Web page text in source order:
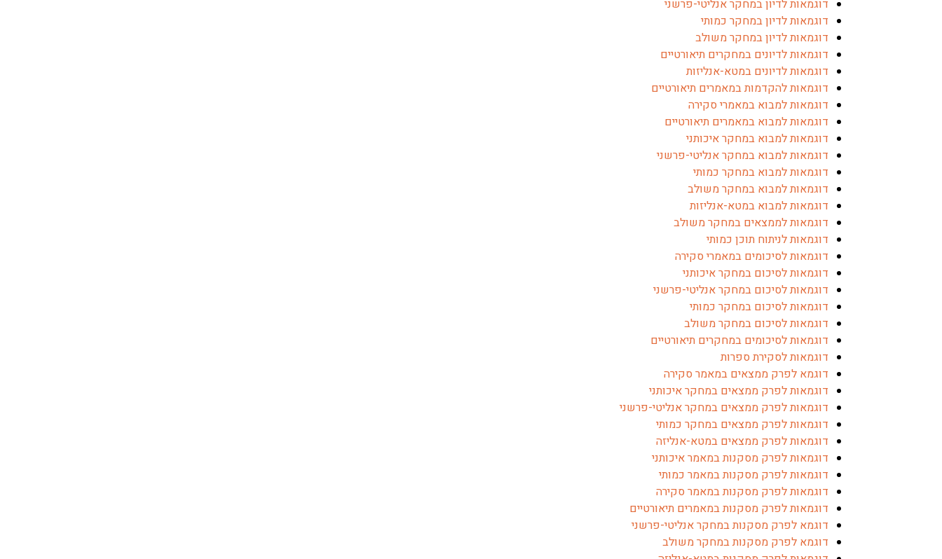
דוגמאות לדיון במחקר אנליטי-פרשני
דוגמאות לדיון במחקר כמותי
דוגמאות לדיון במחקר משולב
דוגמאות לדיונים במחקרים תיאורטיים
דוגמאות לדיונים במטא-אנליזות
דוגמאות להקדמות במאמרים תיאורטיים
דוגמאות למבוא במאמרי סקירה
דוגמאות למבוא במאמרים תיאורטיים
דוגמאות למבוא במחקר איכותני
דוגמאות למבוא במחקר אנליטי-פרשני
דוגמאות למבוא במחקר כמותי
דוגמאות למבוא במחקר משולב
דוגמאות למבוא במטא-אנליזות
דוגמאות לממצאים במחקר משולב
דוגמאות לניתוח תוכן כמותי
דוגמאות לסיכומים במאמרי סקירה
דוגמאות לסיכום במחקר איכותני
דוגמאות לסיכום במחקר אנליטי-פרשני
דוגמאות לסיכום במחקר כמותי
דוגמאות לסיכום במחקר משולב
דוגמאות לסיכומים במחקרים תיאורטיים
דוגמאות לסקירת ספרות
דוגמא לפרק ממצאים במאמר סקירה
דוגמאות לפרק ממצאים במחקר איכותני
דוגמאות לפרק ממצאים במחקר אנליטי-פרשני
דוגמאות לפרק ממצאים במחקר כמותי
דוגמאות לפרק ממצאים במטא-אנליזה
דוגמאות לפרק מסקנות במאמר איכותני
דוגמאות לפרק מסקנות במאמר כמותי
דוגמאות לפרק מסקנות במאמר סקירה
דוגמאות לפרק מסקנות במאמרים תיאורטיים
דוגמא לפרק מסקנות במחקר אנליטי-פרשני
דוגמא לפרק מסקנות במחקר משולב